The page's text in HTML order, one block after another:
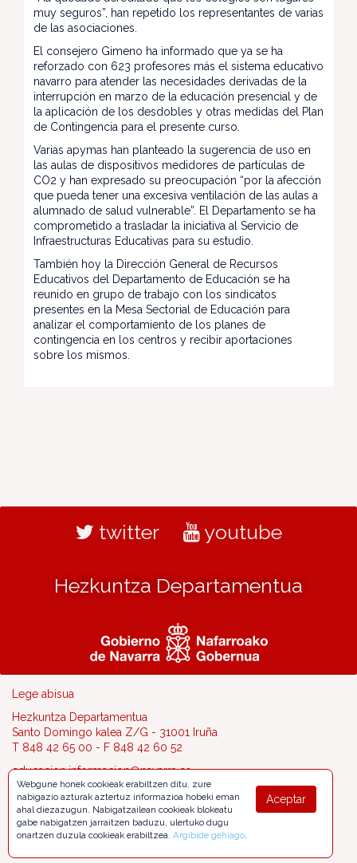
muy seguros”, han repetido los representantes de varias
de las asociaciones.
El consejero Gimeno ha informado que ya se ha
reforzado con 623 profesores más el sistema educativo
navarro para atender las necesidades derivadas de la
interrupción en marzo de la educación presencial y de
la aplicación de los desdobles y otras medidas del Plan
de Contingencia para el presente curso.
Varias apymas han planteado la sugerencia de uso en
las aulas de dispositivos medidores de partículas de
CO2 y han expresado su preocupación “por la afección
que pueda tener una excesiva ventilación de las aulas a
alumnado de salud vulnerable”. El Departamento se ha
comprometido a trasladar la iniciativa al Servicio de
Infraestructuras Educativas para su estudio.
También hoy la Dirección General de Recursos
Educativos del Departamento de Educación se ha
reunido en grupo de trabajo con los sindicatos
presentes en la Mesa Sectorial de Educación para
analizar el comportamiento de los planes de
contingencia en los centros y recibir aportaciones
sobre los mismos.
twitter youtube
Hezkuntza Departamentua
Lege abisua
Hezkuntza Departamentua
Santo Domingo kalea Z/G - 31001 Iruña
T 848 42 65 00 - F 848 42 60 52
educacion.informacion@navarra.es
Aceptar
Webgune honek cookieak erabiltzen ditu, zure
nabigazio azturak aztertuz informazioa hobeki eman
ahal diezazugun. Nabigatzailean cookieak blokeatu
gabe nabigatzen jarraitzen baduzu, ulertuko dugu
onartzen duzula cookieak erabiltzea. Argibide gehiago.